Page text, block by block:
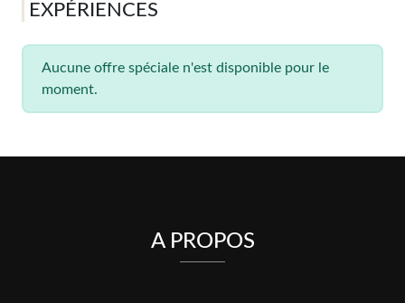
EXPÉRIENCES
Aucune offre spéciale n'est disponible pour le
moment.
A PROPOS